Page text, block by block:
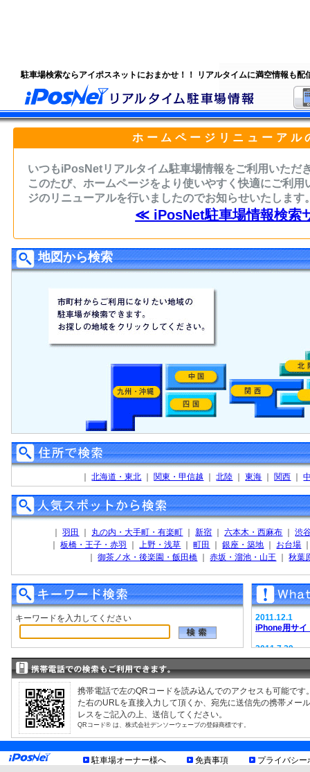
駐車場検索ならアイポスネットにおまかせ！！ リアルタイムに満空情報も配
ホームページリニューアル
いつもiPosNetリアルタイム駐車場情報をご利用いただ
このたび、ホームページをより使いやすく快適にご利
ジのリニューアルを行いましたのでお知らせいたします
≪ iPosNet駐車場情報検索
地図から検索
｜北海道・東北 関東・甲信越 ｜北陸 ｜東海 関西 ｜
｜羽田 丸の内・大手町・有楽町 ｜新宿 ｜六本木・西麻布 ｜渋
｜板橋・王子・赤羽 ｜上野・浅草 ｜町田 ｜銀座・築地 お台場
｜御茶ノ水・後楽園・飯田橋 ｜赤坂・溜池・山王 ｜秋葉
キーワードを入力してください
2011.12.1
iPhone用サイ
2011.7.29
EV充電器情
2008.9.12
駐車場検索サ
携帯電話で左のQRコードを読み込んでのアクセスも可能です
た右のURLを直接入力して頂くか、宛先に送信先の携帯メー
レスをご記入の上、送信してください。
QRコード® は、株式会社デンソーウェーブの登録商標です。
駐車場オーナー様へ 免責事項 プライバシー